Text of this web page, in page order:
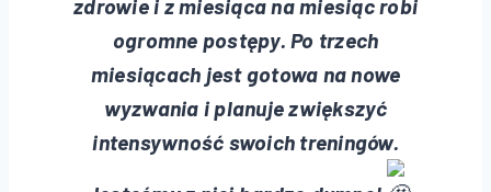
zdrowie i z miesiąca na miesiąc robi
ogromne postępy. Po trzech
miesiącach jest gotowa na nowe
wyzwania i planuje zwiększyć
intensywność swoich treningów.